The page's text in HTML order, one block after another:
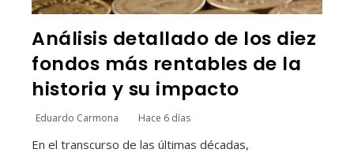
Análisis detallado de los diez
fondos más rentables de la
historia y su impacto
Eduardo Carmona Hace 6 días
En el transcurso de las últimas décadas,